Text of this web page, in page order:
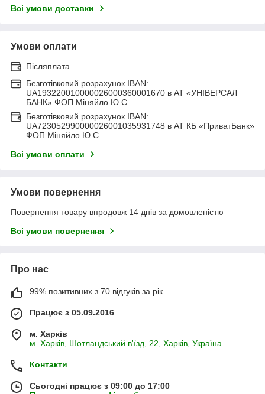
Всі умови доставки
Умови оплати
Післяплата
Безготівковий розрахунок IBAN:
UA193220010000026000360001670 в АТ «УНІВЕРСАЛ
БАНК» ФОП Міняйло Ю.С.
Безготівковий розрахунок IBAN:
UA723052990000026001035931748 в АТ КБ «ПриватБанк»
ФОП Міняйло Ю.С.
Всі умови оплати
Умови повернення
Повернення товару впродовж 14 днів за домовленістю
Всі умови повернення
Про нас
99% позитивних з 70 відгуків за рік
Працює з 05.09.2016
м. Харків
м. Харків, Шотландський в'їзд, 22, Харків, Україна
Контакти
Сьогодні працює з 09:00 до 17:00